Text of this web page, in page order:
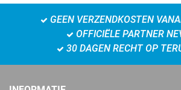
GEEN VERZENDKOSTEN
OFFICIËLE PARTNER
30 DAGEN RECHT OP